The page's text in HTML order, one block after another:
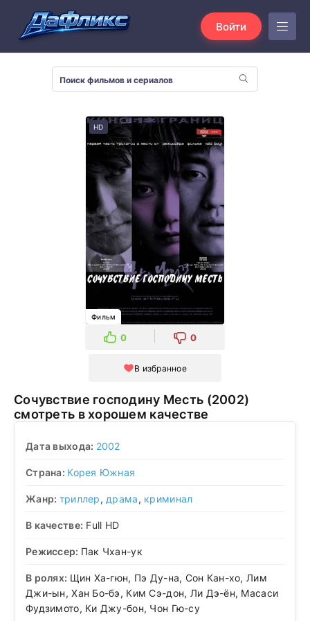
Войти
HD
Фильм
0 0
В избранное
Сочувствие господину Месть (2002)
смотреть в хорошем качестве
Дата выхода: 2002
Страна: Корея Южная
Жанр: триллер, драма, криминал
В качестве: Full HD
Режиссер: Пак Чхан-ук
В ролях: Щин Ха-гюн, Пэ Ду-на, Сон Кан-хо, Лим
Джи-ын, Хан Бо-бэ, Ким Сэ-дон, Ли Дэ-ён, Масаси
Фудзимото, Ки Джу-бон, Чон Гю-су